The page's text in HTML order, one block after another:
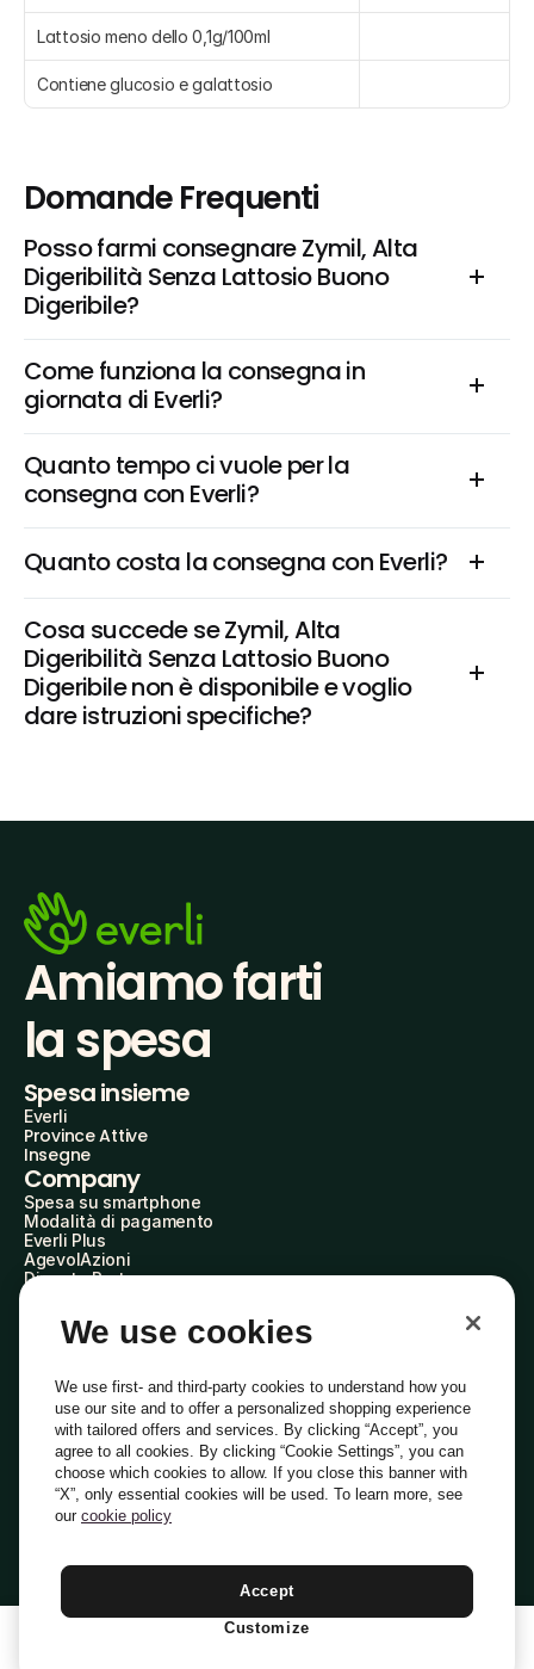
Lattosio meno dello 0,1g/100ml
Contiene glucosio e galattosio
Domande Frequenti
Posso farmi consegnare Zymil, Alta
Digeribilità Senza Lattosio Buono
Digeribile?
Come funziona la consegna in
giornata di Everli?
Quanto tempo ci vuole per la
consegna con Everli?
Quanto costa la consegna con Everli?
Cosa succede se Zymil, Alta
Digeribilità Senza Lattosio Buono
Digeribile non è disponibile e voglio
dare istruzioni specifiche?
Amiamo farti
la spesa
Spesa insieme
Everli
Province Attive
Insegne
Company
Spesa su smartphone
Modalità di pagamento
Everli Plus
AgevolAzioni
Diventa Partner
Everli Shoppers
About Us
Everli News
Domande frequenti
Lavora con noi
Diventa Shopper
Investitori
PrivacyCookiePreferenze Cookie
Termini e CondizioniCodice Etico
Indirizzo PEC: everli@pec.it - indirizzo DPO: dpo@everli.com
Italiano
We use cookies
We use first- and third-party cookies to understand how you
use our site and to offer a personalized shopping experience
with tailored offers and services. By clicking “Accept”, you
agree to all cookies. By clicking “Cookie Settings”, you can
choose which cookies to allow. If you close this banner with
“X”, only essential cookies will be used. To learn more, see
our cookie policy
Accept
Customize